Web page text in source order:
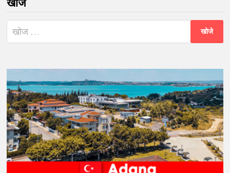
खोजे
निम्न
को